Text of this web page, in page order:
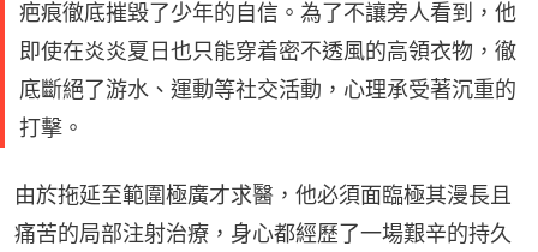
疤痕徹底摧毀了少年的自信。為了不讓旁人看到，他
即使在炎炎夏日也只能穿着密不透風的高領衣物，徹
底斷絕了游水、運動等社交活動，心理承受著沉重的
打擊。
由於拖延至範圍極廣才求醫，他必須面臨極其漫長且
痛苦的局部注射治療，身心都經歷了一場艱辛的持久